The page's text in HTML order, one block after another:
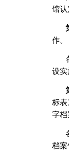
馆认
作。
设实
标
字档
档案